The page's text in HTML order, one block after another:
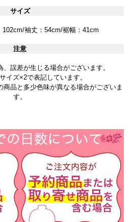
サイズ
袖丈：54cm/裾幅：41cm
注意
、誤差が生じる場合がございます。
イズ×2で表記しています。
商品と多少色味が異なる場合がございま
す。